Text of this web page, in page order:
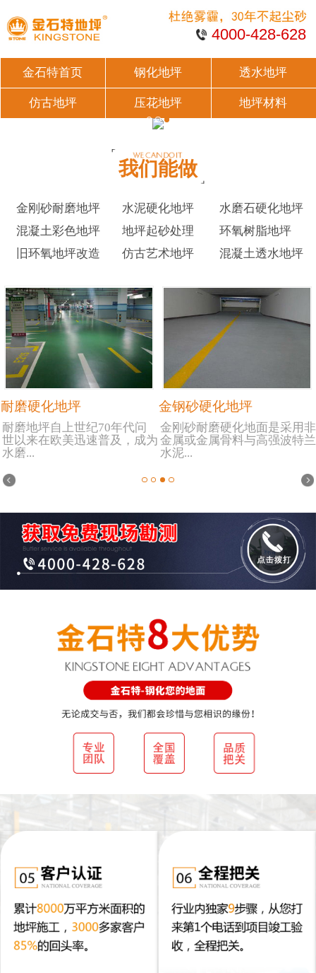
4000-428-628
金石特首页 钢化地坪 透水地坪
仿古地坪 压花地坪 地坪材料
我们能做
金刚砂耐磨地坪 水泥硬化地坪
水磨石硬化地坪
混凝土彩色地坪
地坪起砂处理
环氧树脂地坪
旧环氧地坪改造
仿古艺术地坪 混凝土透水地坪
耐磨硬化地坪
耐磨地坪自上世纪70年代问
世以来在欧美迅速普及，成为
水磨...
金钢砂硬化地坪
金刚砂耐磨硬化地面是采用非
金属或金属骨料与高强波特兰
水泥...